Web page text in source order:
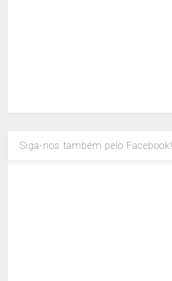
Siga-nos também pelo Facebook!